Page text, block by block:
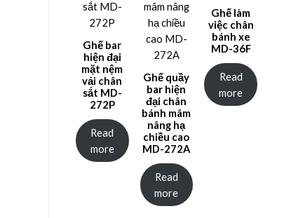
Ghế bar
hiện đại
mặt nệm
vải chân
sắt MD-
272P
Read
more
Ghế quầy
bar hiện
đại chân
bánh mâm
nâng hạ
chiều cao
MD-272A
Read
more
Ghế làm
việc chân
bánh xe
MD-36F
Read
more